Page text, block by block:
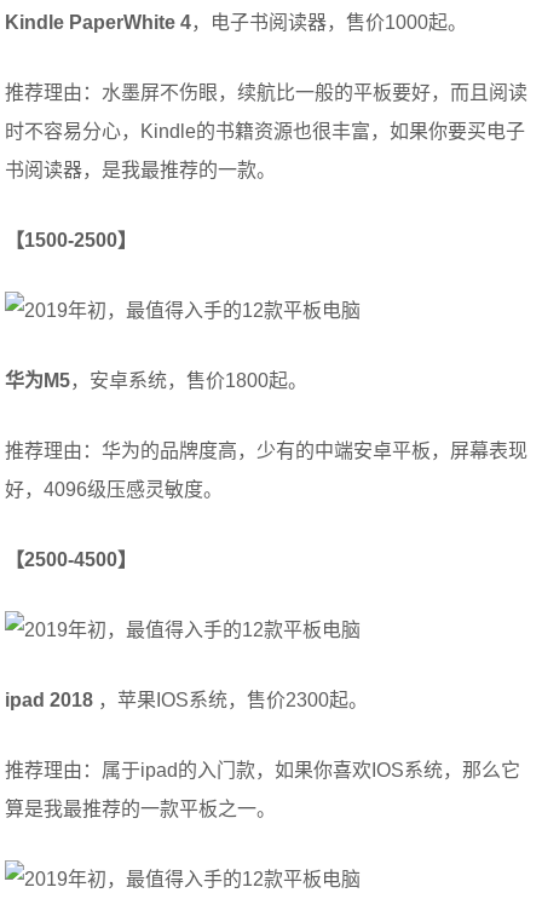
Kindle PaperWhite 4，电子书阅读器，售价1000起。
推荐理由：水墨屏不伤眼，续航比一般的平板要好，而且阅读
时不容易分心，Kindle的书籍资源也很丰富，如果你要买电子
书阅读器，是我最推荐的一款。
【1500-2500】
华为M5，安卓系统，售价1800起。
推荐理由：华为的品牌度高，少有的中端安卓平板，屏幕表现
好，4096级压感灵敏度。
【2500-4500】
ipad 2018 ，苹果IOS系统，售价2300起。
推荐理由：属于ipad的入门款，如果你喜欢IOS系统，那么它
算是我最推荐的一款平板之一。